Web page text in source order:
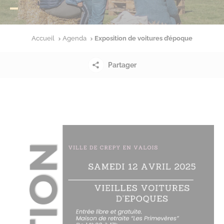
Accueil Agenda Exposition de voitures d’époque
Partager